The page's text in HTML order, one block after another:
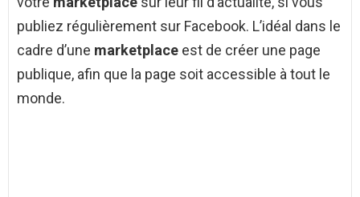
publiez régulièrement sur Facebook. L’idéal dans le
cadre d’une marketplace est de créer une page
publique, afin que la page soit accessible à tout le
monde.